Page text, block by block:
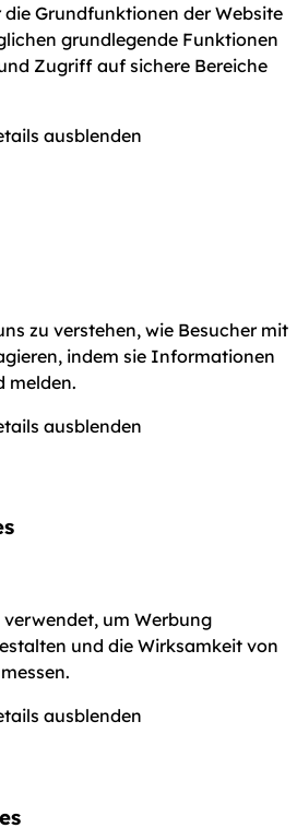
die Grundfunktionen der Website
grundlegende Funktionen
Zugriff auf sichere Bereiche
ausblenden
zu verstehen, wie Besucher mit
indem sie Informationen
melden.
ausblenden
verwendet, um Werbung
und die Wirksamkeit von
ausblenden